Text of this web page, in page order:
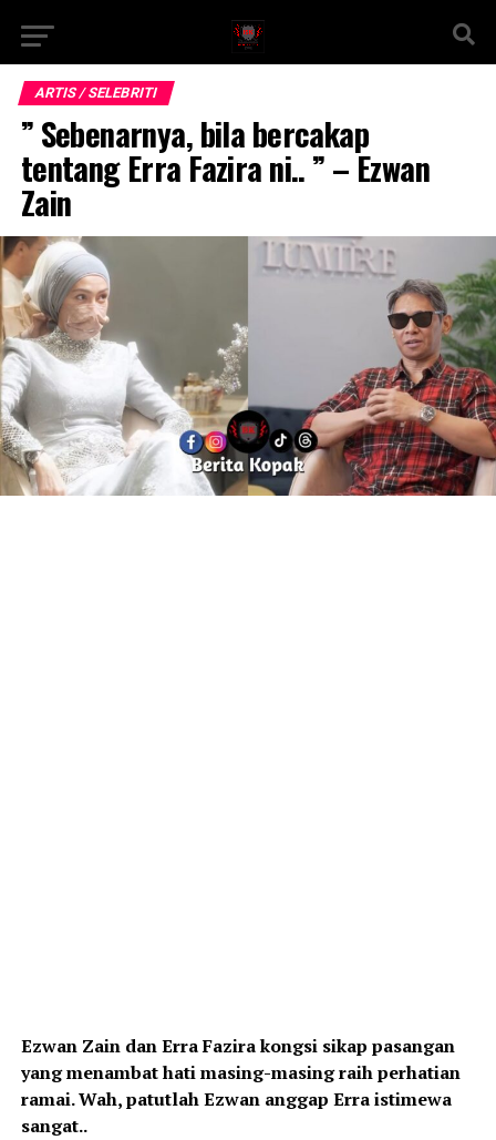
ARTIS / SELEBRITI
” Sebenarnya, bila bercakap
tentang Erra Fazira ni.. ” – Ezwan
Zain
Ezwan Zain dan Erra Fazira kongsi sikap pasangan
yang menambat hati masing-masing raih perhatian
ramai. Wah, patutlah Ezwan anggap Erra istimewa
sangat..